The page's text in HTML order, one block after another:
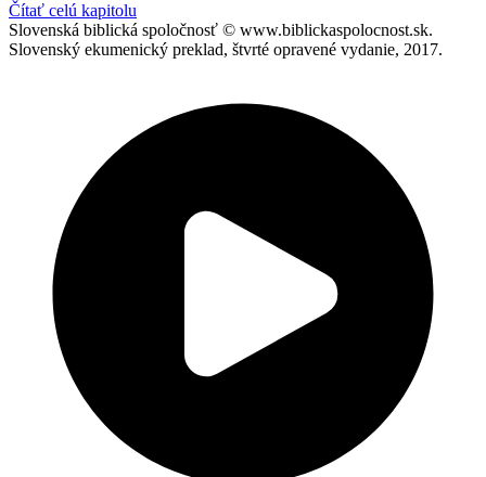
Čítať celú kapitolu
Slovenská biblická spoločnosť © www.biblickaspolocnost.sk.
Slovenský ekumenický preklad, štvrté opravené vydanie, 2017.